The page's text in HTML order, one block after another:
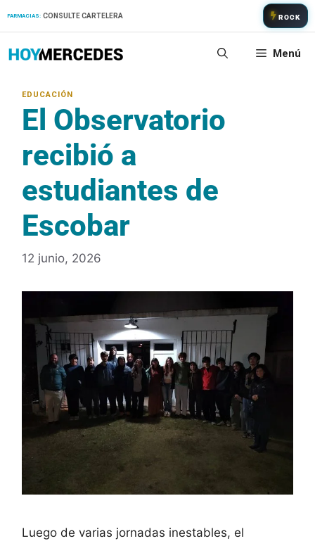
FARMACIAS: CONSULTE CARTELERA ROCK
Menú
El Observatorio
recibió a
estudiantes de
Escobar
12 junio, 2026
Luego de varias jornadas inestables, el